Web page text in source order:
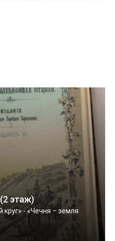
этаж)
- «Чечня – земля